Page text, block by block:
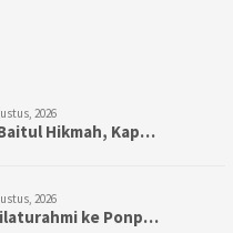
2026
Hikmah, Kap…
2026
ke Ponp…